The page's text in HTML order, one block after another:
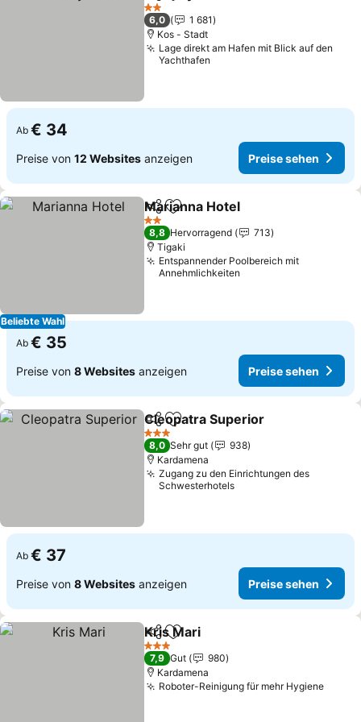
2 Sterne
6,0
1 681
Kos - Stadt
Lage direkt am Hafen mit Blick auf den
Yachthafen
Ab € 34
Preise von 12 Websites anzeigen Preise sehen
Beliebte Wahl
TeilenZu Favoriten hinzufügen
Marianna Hotel
2 Sterne
8,8 Hervorragend
713
Tigaki
Entspannender Poolbereich mit
Annehmlichkeiten
Ab € 35
Preise von 8 Websites anzeigen Preise sehen
TeilenZu Favoriten hinzufügen
Cleopatra Superior
3 Sterne
8,0 Sehr gut
938
Kardamena
Zugang zu den Einrichtungen des
Schwesterhotels
Ab € 37
Preise von 8 Websites anzeigen Preise sehen
TeilenZu Favoriten hinzufügen
Kris Mari
3 Sterne
7,9 Gut
980
Kardamena
Roboter-Reinigung für mehr Hygiene